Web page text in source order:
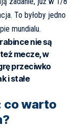
To byłoby jedno
mundialu.
nie są
mecze, w
przeciwko
i stałe
co warto